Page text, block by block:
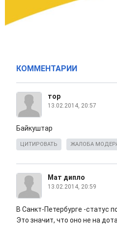
КОММЕНТАРИИ
тор
13.02.2014, 20:57
Байкуштар
ЦИТИРОВАТЬ ЖАЛОБА
Мат дипло
13.02.2014, 20:59
В Санкт-Петербурге -статус
Это значит, что оно не на